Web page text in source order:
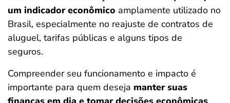
um indicador econômico amplamente utilizado no
Brasil, especialmente no reajuste de contratos de
aluguel, tarifas públicas e alguns tipos de
seguros.
Compreender seu funcionamento e impacto é
importante para quem deseja manter suas